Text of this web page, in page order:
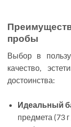
пробы
Выбор в
качество,
достоинства:
Идеальный
предмета (73